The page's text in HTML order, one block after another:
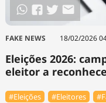
FAKE NEWS 18/02/2026
Eleições 2026:
eleitor a
#Eleições #Eleitores